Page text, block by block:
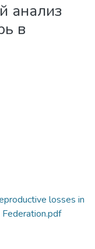
анализ
в
losses in